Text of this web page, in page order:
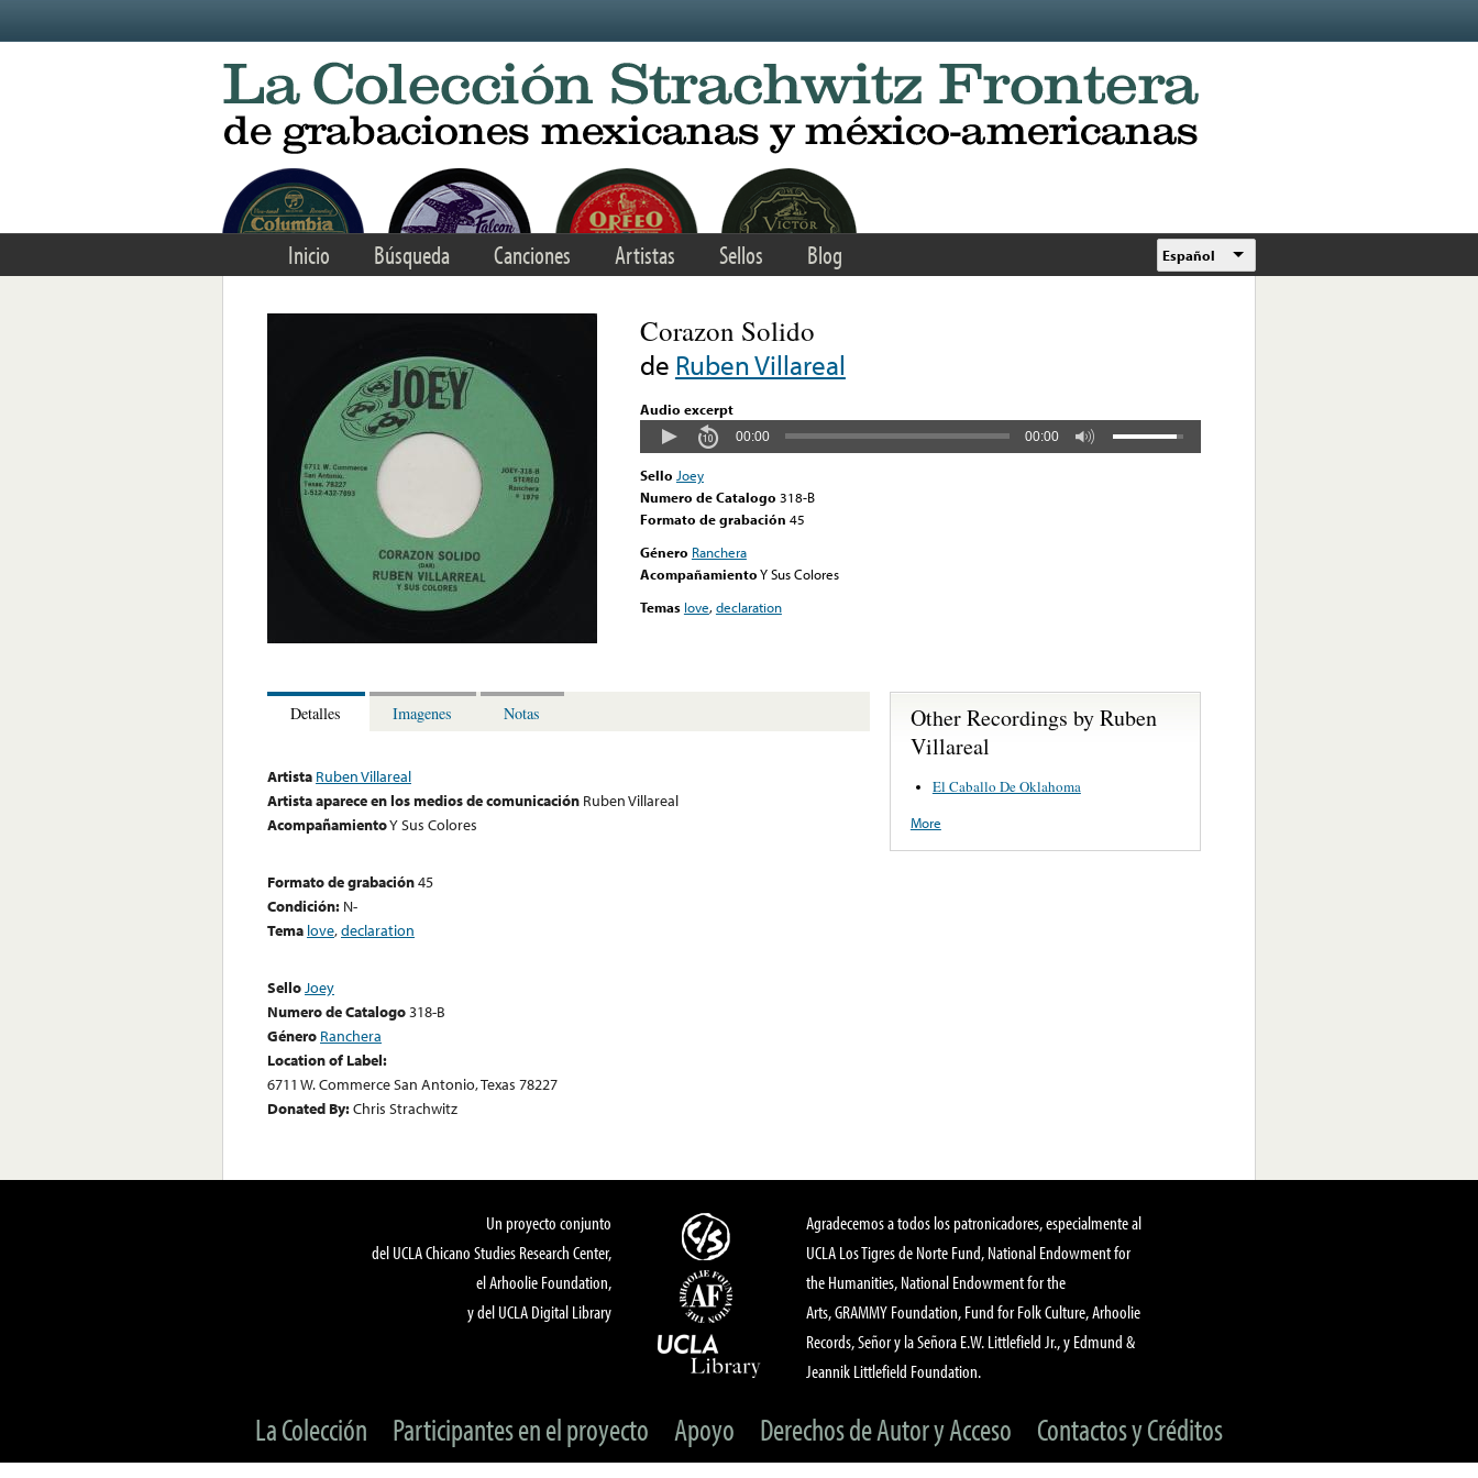
Inicio Búsqueda Canciones Artistas Sellos Blog Español
Corazon Solido
de Ruben Villareal
Audio excerpt
00:00 00:00
Sello Joey
Numero de Catalogo 318-B
Formato de grabación 45
Género Ranchera
AcompañamientoY Sus Colores
Temas love,declaration
Detalles Imagenes Notas
Artista Ruben Villareal
Artista aparece en los medios de comunicación Ruben Villareal
AcompañamientoY Sus Colores
Formato de grabación45
Condición: N-
Tema love,declaration
SelloJoey
Numero de Catalogo318-B
Género Ranchera
Location of Label:
6711 W. Commerce San Antonio, Texas 78227
Donated By:Chris Strachwitz
Other Recordings by Ruben
Villareal
El Caballo De Oklahoma
More
Un proyecto conjunto
del UCLA Chicano Studies Research Center,
el Arhoolie Foundation,
y del UCLA Digital Library
Agradecemos a todos los patronicadores, especialmente al
UCLA Los Tigres de Norte Fund, National Endowment for
the Humanities, National Endowment for the
Arts, GRAMMY Foundation, Fund for Folk Culture, Arhoolie
Records, Señor y la Señora E.W. Littlefield Jr., y Edmund &
Jeannik Littlefield Foundation.
La Colección Participantes en el proyecto Apoyo Derechos de Autor y Acceso Contactos y Créditos